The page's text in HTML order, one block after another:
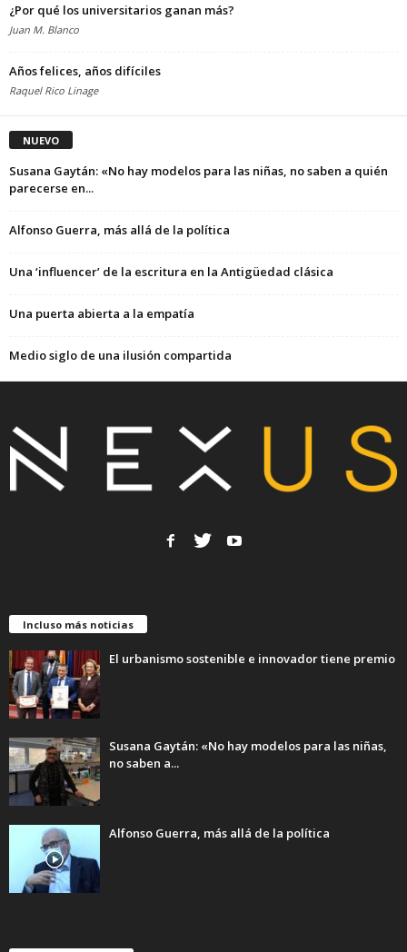
¿Por qué los universitarios ganan más?
Juan M. Blanco
Años felices, años difíciles
Raquel Rico Linage
NUEVO
Susana Gaytán: «No hay modelos para las niñas, no saben a quién
parecerse en...
Alfonso Guerra, más allá de la política
Una ‘influencer’ de la escritura en la Antigüedad clásica
Una puerta abierta a la empatía
Medio siglo de una ilusión compartida
Incluso más noticias
El urbanismo sostenible e innovador tiene premio
Susana Gaytán: «No hay modelos para las niñas,
no saben a...
Alfonso Guerra, más allá de la política